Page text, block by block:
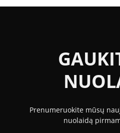
3.80 €
Prenumeruokite mūsų
nuolaidą